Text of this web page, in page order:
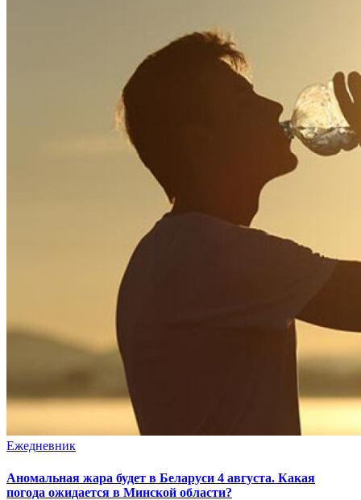
Ежедневник
Аномальная жара будет в Беларуси 4 августа. Какая
погода ожидается в Минской области?